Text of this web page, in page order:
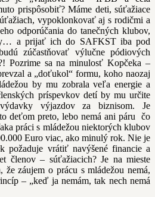
prispôsobiť? Máme deti, súťažiace
vypoklonkovať aj s rodičmi a
odporúčania do tanečných klubov,
a prijať ich do SAFKST iba pod
zúčastňovať výlučne pódiových
Pozrime sa na minulosť Kopčeka –
a „doťukol“ formu, koho naozaj
by mu zobrala veľa energie a
príspevkov detí by mu určite
výjazdov za biznisom. Je
deťom preto, lebo nemá ani páru čo
práci s mládežou niektorých klubov
Euro viac, ako minulý rok. Nie je
požaduje vrátiť navýšené financie a
členov – súťažiacich? Je na mieste
že záujem o prácu s mládežou nemá,
– „keď ja nemám, tak nech nemá